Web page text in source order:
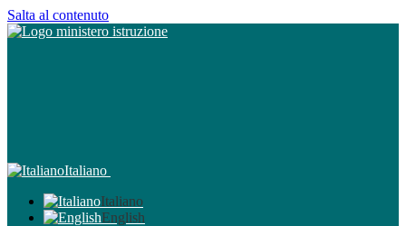
Salta al contenuto
Italiano
Italiano
English